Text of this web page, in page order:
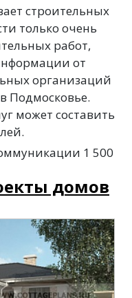
строительных
только очень
работ,
от
организаций
Подмосковье.
может составить
1 500
домов